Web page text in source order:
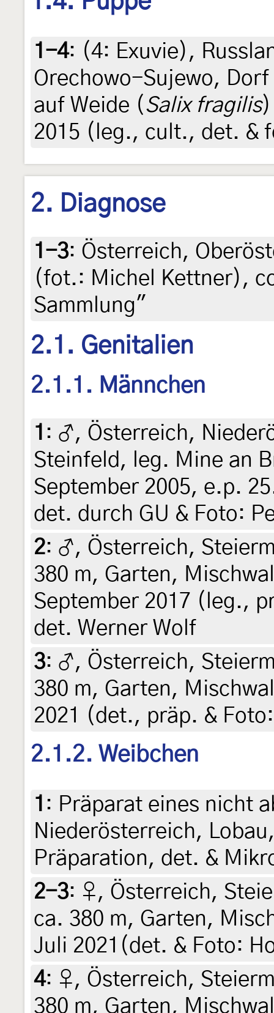
1-4: (4: Exuvie),
Orechowo-Sujewo,
auf Weide ( Salix fragilis)
2015 (leg., cult., det. &
2. Diagnose
1-3: Österreich,
(fot.: Michel Kettner),
Sammlung"
2.1. Genitalien
2.1.1. Männchen
1 : ♂, Österreich,
Steinfeld, leg. Mine an
September 2005, e.p.
det. durch GU & Foto:
2: ♂, Österreich,
380 m, Garten,
September 2017 (leg.,
det. Werner Wolf
3: ♂, Österreich,
380 m, Garten,
2021 (det., präp. &
2.1.2. Weibchen
1 : Präparat eines nicht
Niederösterreich,
Präparation, det. &
2-3: ♀, Österreich,
ca. 380 m, Garten,
Juli 2021(det. & Foto:
4: ♀, Österreich,
380 m, Garten,